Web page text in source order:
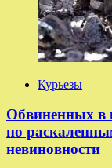
Корее
—
Курьезы
Обвиненных в
по
невиновности